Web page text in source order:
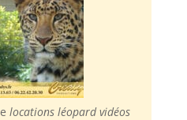
locations léopard vidéos